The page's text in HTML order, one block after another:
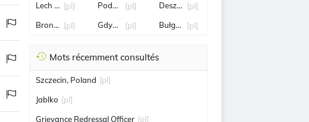
Lech Wałęsa
[pl]
Bronisław Komorowski
[pl]
Podatek[pl]
Gdynia [pl]
Deszcz [pl]
Bułgaria[pl]
Mots récemment consultés
Szczecin, Poland [pl]
Jablko [pl]
Grievance Redressal Officer [pl]